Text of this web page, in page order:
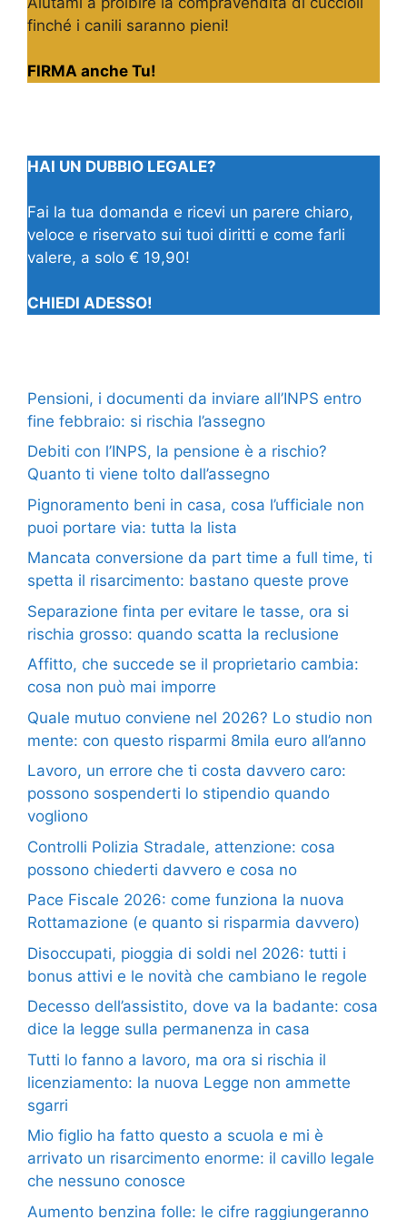
finché i canili saranno pieni!
FIRMA anche Tu!
HAI UN DUBBIO LEGALE?
Fai la tua domanda e ricevi un parere chiaro,
veloce e riservato sui tuoi diritti e come farli
valere, a solo € 19,90!
CHIEDI ADESSO!
Pensioni, i documenti da inviare all’INPS entro
fine febbraio: si rischia l’assegno
Debiti con l’INPS, la pensione è a rischio?
Quanto ti viene tolto dall’assegno
Pignoramento beni in casa, cosa l’ufficiale non
puoi portare via: tutta la lista
Mancata conversione da part time a full time, ti
spetta il risarcimento: bastano queste prove
Separazione finta per evitare le tasse, ora si
rischia grosso: quando scatta la reclusione
Affitto, che succede se il proprietario cambia:
cosa non può mai imporre
Quale mutuo conviene nel 2026? Lo studio non
mente: con questo risparmi 8mila euro all’anno
Lavoro, un errore che ti costa davvero caro:
possono sospenderti lo stipendio quando
vogliono
Controlli Polizia Stradale, attenzione: cosa
possono chiederti davvero e cosa no
Pace Fiscale 2026: come funziona la nuova
Rottamazione (e quanto si risparmia davvero)
Disoccupati, pioggia di soldi nel 2026: tutti i
bonus attivi e le novità che cambiano le regole
Decesso dell’assistito, dove va la badante: cosa
dice la legge sulla permanenza in casa
Tutti lo fanno a lavoro, ma ora si rischia il
licenziamento: la nuova Legge non ammette
sgarri
Mio figlio ha fatto questo a scuola e mi è
arrivato un risarcimento enorme: il cavillo legale
che nessuno conosce
Aumento benzina folle: le cifre raggiungeranno